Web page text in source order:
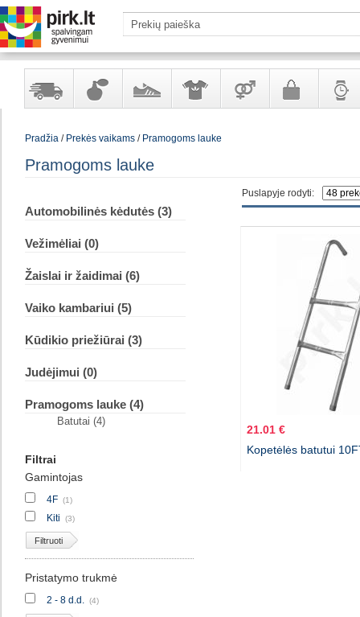
Yra
Kvepalai
kosmetika
AvalynėApranga
Pradžia/ Prekės vaikams/ Pramogoms lauke
Pramogoms lauke
Puslapyje rodyti:
Automobilinės kėdutės (3)
Vežimėliai (0)
Žaislai ir žaidimai (6)
Vaiko kambariui (5)
Kūdikio priežiūrai (3)
Judėjimui (0)
Pramogoms lauke (4)
Batutai (4)
Filtrai
Gamintojas
4F (1)
Kiti (3)
Filtruoti
Pristatymo trukmė
2 - 8 d.d. (4)
21.01 €
Kopetėlės batutui